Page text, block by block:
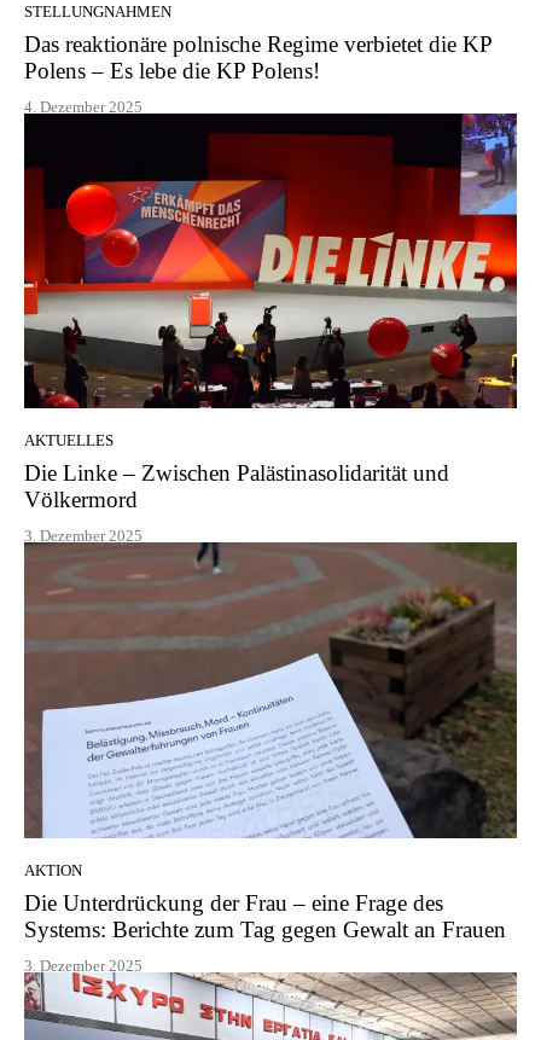
STELLUNGNAHMEN
Das reaktionäre polnische Regime verbietet die KP
Polens – Es lebe die KP Polens!
4. Dezember 2025
AKTUELLES
Die Linke – Zwischen Palästinasolidarität und
Völkermord
3. Dezember 2025
AKTION
Die Unterdrückung der Frau – eine Frage des
Systems: Berichte zum Tag gegen Gewalt an Frauen
3. Dezember 2025